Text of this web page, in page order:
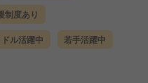
制度あり
ル活躍中 若手活躍中